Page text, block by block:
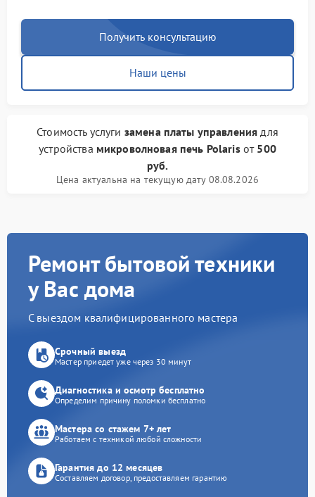
Получить консультацию
Наши цены
Стоимость услуги замена платы управления для
устройства микроволновая печь Polarisот 500
руб.
Цена актуальна на текущую дату 08.08.2026
Ремонт бытовой техники
у Вас дома
С выездом квалифицированного мастера
Срочный выезд
Мастер приедет уже через 30 минут
Диагностика и осмотр бесплатно
Определим причину поломки бесплатно
Мастера со стажем 7+ лет
Работаем с техникой любой сложности
Гарантия до 12 месяцев
Составляем договор, предоставляем гарантию